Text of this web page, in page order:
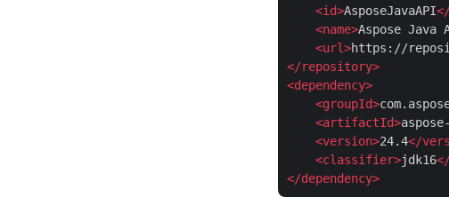
<id>AsposeJavaAPI
<name>Aspose Java
<url>https://
</repository>
<dependency>
<groupId>
<artifactId>
<version>24.4</
<classifier>jdk16
</dependency>